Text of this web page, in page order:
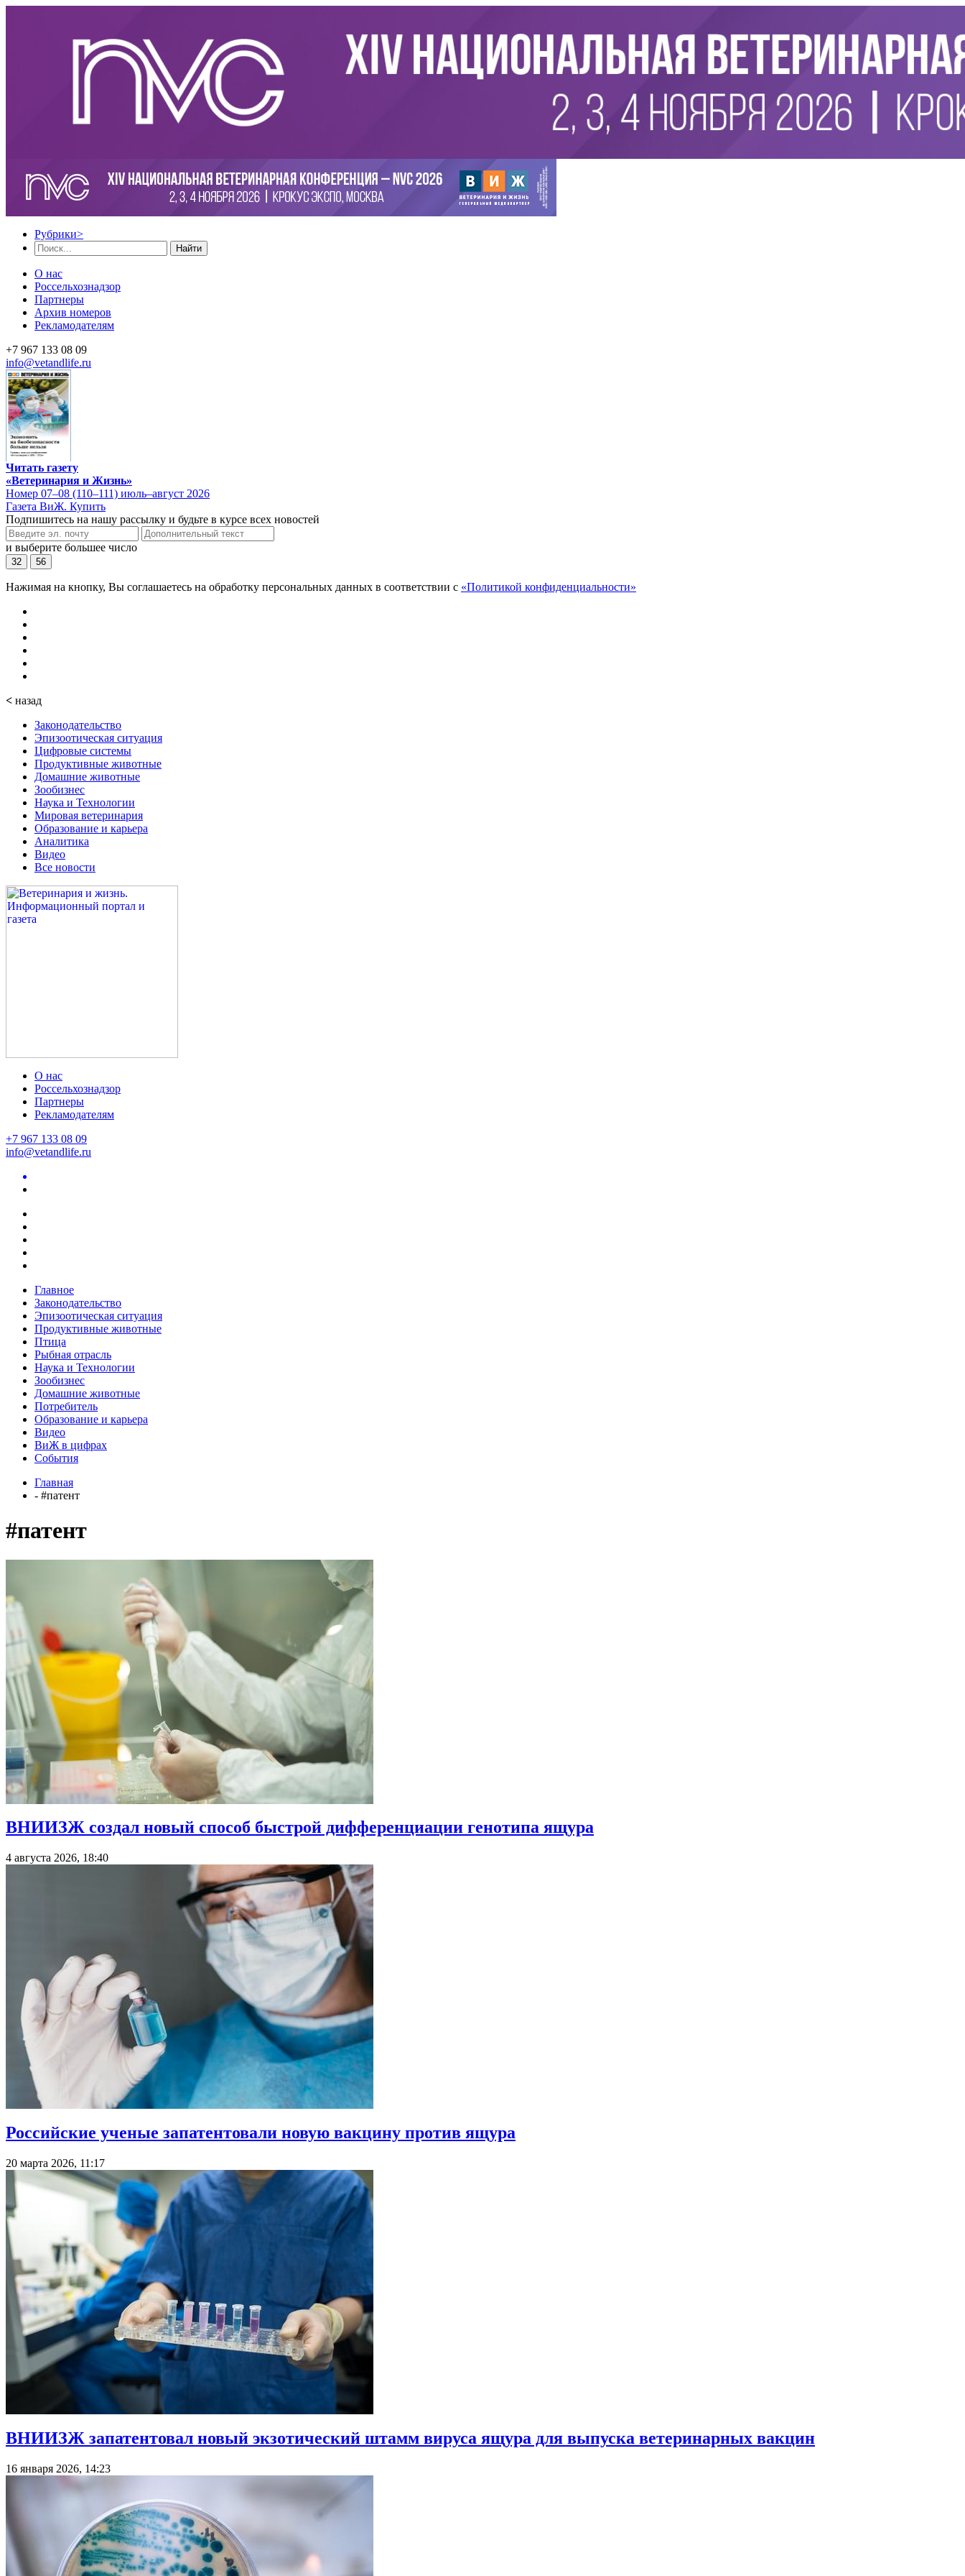
Рубрики>
Найти
О нас
Россельхознадзор
Партнеры
Архив номеров
Рекламодателям
+7 967 133 08 09
info@vetandlife.ru
Читать газету
«Ветеринария и Жизнь»
Номер 07–08 (110–111) июль–август 2026
Газета ВиЖ. Купить
Подпишитесь на нашу рассылку и будьте в курсе всех новостей
и выберите большее число
32 56
Нажимая на кнопку, Вы соглашаетесь на обработку персональных данных в соответствии с «Политикой конфиденциальности»
< назад
Законодательство
Эпизоотическая ситуация
Цифровые системы
Продуктивные животные
Домашние животные
Зообизнес
Наука и Технологии
Мировая ветеринария
Образование и карьера
Аналитика
Видео
Все новости
О нас
Россельхознадзор
Партнеры
Рекламодателям
+7 967 133 08 09
info@vetandlife.ru
Главное
Законодательство
Эпизоотическая ситуация
Продуктивные животные
Птица
Рыбная отрасль
Наука и Технологии
Зообизнес
Домашние животные
Потребитель
Образование и карьера
Видео
ВиЖ в цифрах
События
Главная
- #патент
#патент
ВНИИЗЖ создал новый способ быстрой дифференциации генотипа ящура
4 августа 2026, 18:40
Российские ученые запатентовали новую вакцину против ящура
20 марта 2026, 11:17
ВНИИЗЖ запатентовал новый экзотический штамм вируса ящура для выпуска ветеринарных вакцин
16 января 2026, 14:23